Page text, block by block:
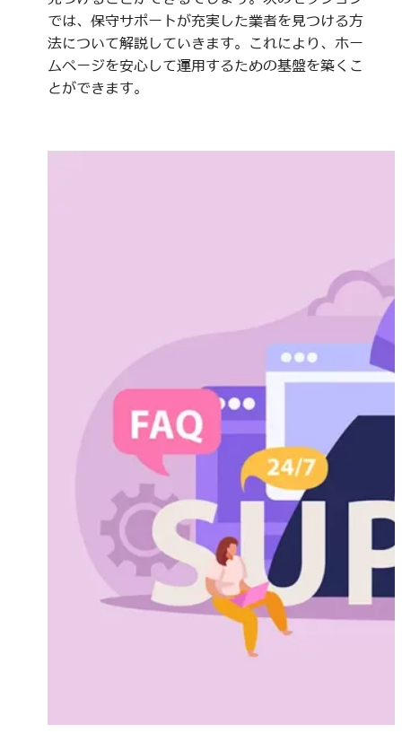
では、保守サポートが充実した業者を見つける方
法について解説していきます。これにより、ホー
ムページを安心して運用するための基盤を築くこ
とができます。